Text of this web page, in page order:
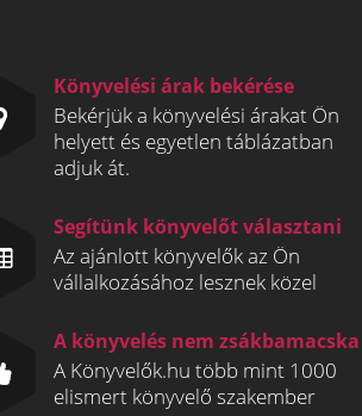
Könyvelési árak bekérése
Bekérjük a könyvelési árakat Ön
helyett és egyetlen táblázatban
adjuk át.
Segítünk könyvelőt választani
Az ajánlott könyvelők az Ön
vállalkozásához lesznek közel
A könyvelés nem zsákbamacska
A Könyvelők.hu több mint 1000
elismert könyvelő szakember